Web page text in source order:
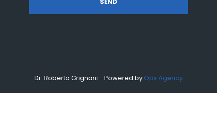
SEND
Dr. Roberto Grignani - Powered by Ops Agency